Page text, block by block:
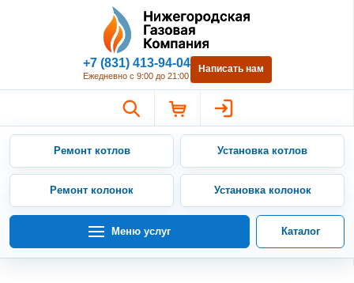
Нижегородская Газовая
+7 (831) 413-94-04
Ежедневно с 9:00 до 21:00
Написать нам
Ремонт котлов Установка котлов
Ремонт колонок Установка колонок
Меню услуг Каталог